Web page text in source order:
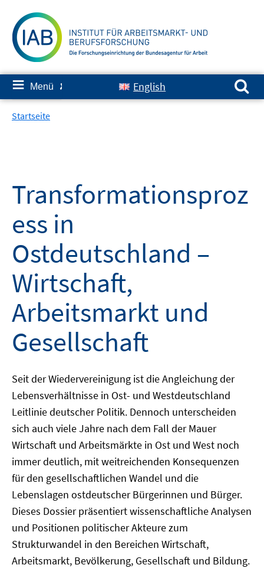
zum
Inhalt
≡ Menü ✘ English
Suchen nach:
Startseite
Transformationsproz
ess in
Ostdeutschland –
Wirtschaft,
Arbeitsmarkt und
Gesellschaft
Seit der Wiedervereinigung ist die Angleichung der
Lebensverhältnisse in Ost- und Westdeutschland
Leitlinie deutscher Politik. Dennoch unterscheiden
sich auch viele Jahre nach dem Fall der Mauer
Wirtschaft und Arbeitsmärkte in Ost und West noch
immer deutlich, mit weitreichenden Konsequenzen
für den gesellschaftlichen Wandel und die
Lebenslagen ostdeutscher Bürgerinnen und Bürger.
Dieses Dossier präsentiert wissenschaftliche Analysen
und Positionen politischer Akteure zum
Strukturwandel in den Bereichen Wirtschaft,
Arbeitsmarkt, Bevölkerung, Gesellschaft und Bildung.